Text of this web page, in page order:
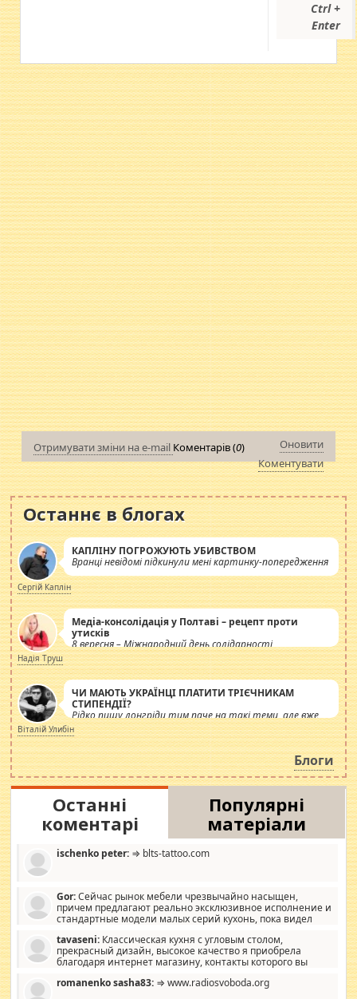
Ctrl +
Enter
Отримувати зміни на e-mail Коментарів (0)
Оновити
Коментувати
Останнє в блогах
КАПЛІНУ ПОГРОЖУЮТЬ УБИВСТВОМ
Вранці невідомі підкинули мені картинку-попередження
Сергій Каплін
Медіа-консолідація у Полтаві – рецепт проти
утисків
8 вересня – Міжнародний день солідарності
журналістів.
Надія Труш
ЧИ МАЮТЬ УКРАЇНЦІ ПЛАТИТИ ТРІЄЧНИКАМ
СТИПЕНДІЇ?
Рідко пишу лонгріди тим паче на такі теми, але вже
просто дістало! Обурюють сьогоднішні інсенуації
навколо стипендіального питання. Штучно
роздувається ще одна соціальна катастрофа.
Віталій Улибін
Блоги
Останні
коментарі
Популярні
матеріали
ischenko peter: ⇒ blts-tattoo.com
Gor:Сейчас рынок мебели чрезвычайно насыщен,
причем предлагают реально эксклюзивное исполнение и
стандартные модели малых серий кухонь, пока видел
стандартные формы, в MebelOk, креативненько и что главное -
со вкусом все в порядке, без ненужных наворотов удорожающих
мебель, а это не последний фактор.
tavaseni: Классическая кухня с угловым столом,
прекрасный дизайн, высокое качество я приобрела
благодаря интернет магазину, контакты которого вы
romanenko sasha83: ⇒ www.radiosvoboda.org